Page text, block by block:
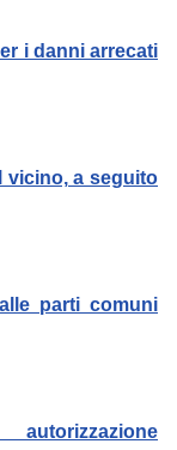
i danni arrecati
vicino, a seguito
parti comuni